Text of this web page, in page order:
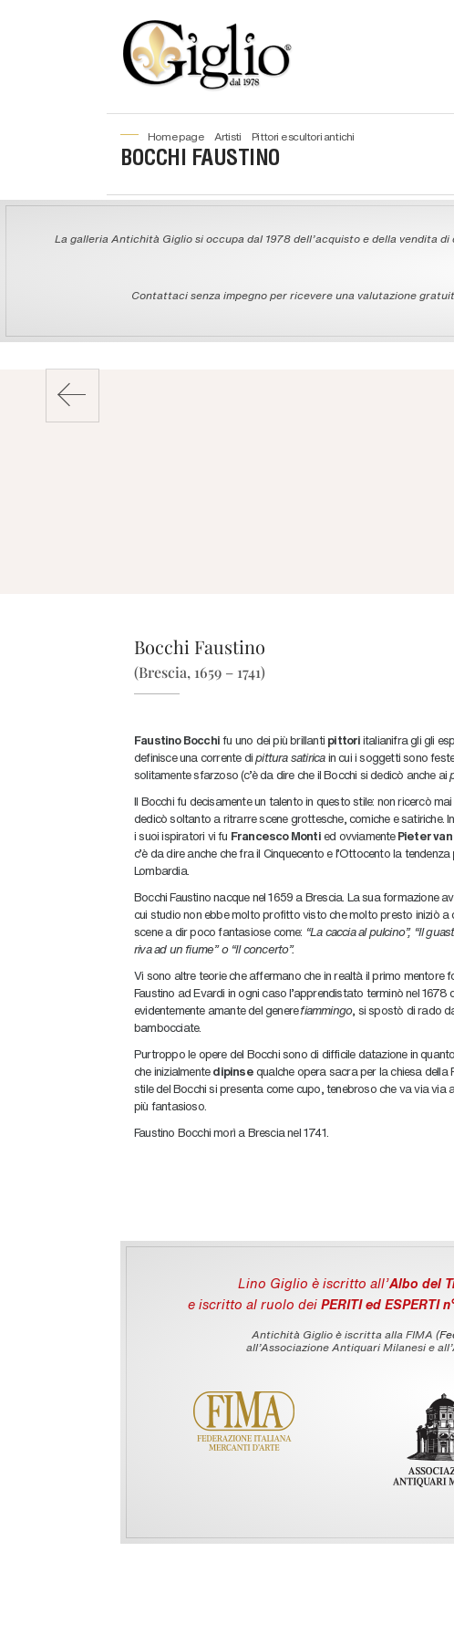
home page artisti pittori e scultori antichi
BOCCHI FAUSTINO
La galleria Antichità Giglio si occupa dal 1978 dell'acquisto e della vendita
Contattaci senza impegno per ricevere una valutazione
Bocchi Faustino
(Brescia, 1659 – 1741)
Faustino Bocchifu uno dei più brillanti pittoriitalianifra gli gli
definisce una corrente dipittura satiricain cui i soggetti sono
solitamente sfarzoso (c’è da dire che il Bocchi si dedicò anche ai
Il Bocchi fu decisamente un talento in questo stile: non ricercò
dedicò soltanto a ritrarre scene grottesche, comiche e satiriche.
i suoi ispiratori vi fu Francesco Montied ovviamentePieter van
c’è da dire anche che fra il Cinquecento e l’Ottocento la tendenza
Lombardia.
Bocchi Faustino nacque nel 1659 a Brescia. La sua formazione
cui studio non ebbe molto profitto visto che molto presto iniziò
scene a dir poco fantasiose come: “La caccia al pulcino”, “Il
riva ad un fiume” o “Il concerto”.
Vi sono altre teorie che affermano che in realtà il primo
Faustino ad Evardi in ogni caso l’apprendistato terminò nel
evidentemente amante del generefiammingo, si spostò di rado
bambocciate.
Purtroppo le opere del Bocchi sono di difficile datazione in
che inizialmentedipinsequalche opera sacra per la chiesa della
stile del Bocchi si presenta come cupo, tenebroso che va via
più fantasioso.
Faustino Bocchi morì a Brescia nel 1741.
Lino Giglio è iscritto all'Albo del
e iscritto al ruolo dei PERITI ed ESPERTI
Antichità Giglio è iscritta alla FIMA (
all’Associazione Antiquari Milanesi e